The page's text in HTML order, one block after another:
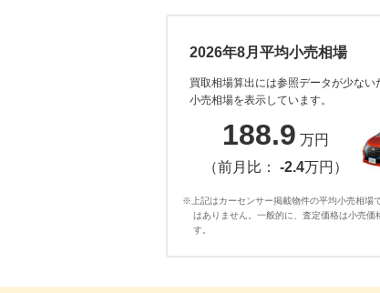
2026年8月平均小売相場
買取相場算出には参照データが少ない
小売相場を表示しています。
188.9 万円
（前月比： -2.4万円）
※上記はカーセンサー掲載物件の平均小売相場
はありません。一般的に、査定価格は小売価
す。